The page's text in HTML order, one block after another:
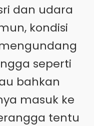
dan udara
kondisi
seperti
bahkan
masuk ke
tentu